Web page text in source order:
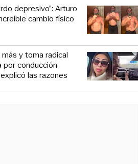
depresivo”: Arturo
cambio físico
y toma radical
conducción
las razones